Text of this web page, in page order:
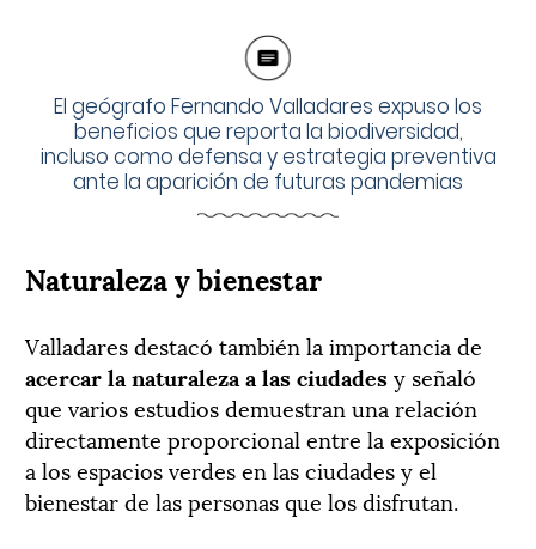
El geógrafo Fernando Valladares expuso los
beneficios que reporta la biodiversidad,
incluso como defensa y estrategia preventiva
ante la aparición de futuras pandemias
Naturaleza y bienestar
Valladares destacó también la importancia de
acercar la naturaleza a las ciudadesy señaló
que varios estudios demuestran una relación
directamente proporcional entre la exposición
a los espacios verdes en las ciudades y el
bienestar de las personas que los disfrutan.